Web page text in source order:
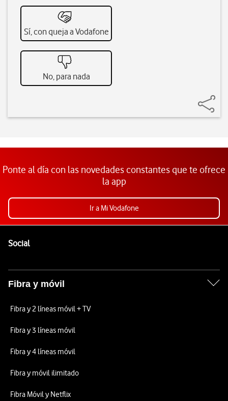
Sí, con queja a Vodafone
No, para nada
Ponte al día con las novedades constantes que te ofrece
la app
Ir a Mi Vodafone
SocialEnlaces a las redes sociales de Vodafone
Fibra y móvil
Fibra y 2 líneas móvil + TV
Fibra y 3 líneas móvil
Fibra y 4 líneas móvil
Fibra y móvil ilimitado
Fibra Móvil y Netflix